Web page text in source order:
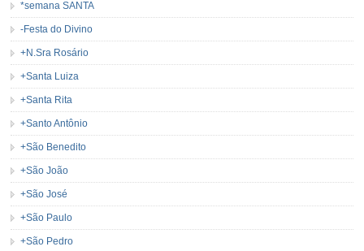
*semana SANTA
-Festa do Divino
+N.Sra Rosário
+Santa Luiza
+Santa Rita
+Santo Antônio
+São Benedito
+São João
+São José
+São Paulo
+São Pedro